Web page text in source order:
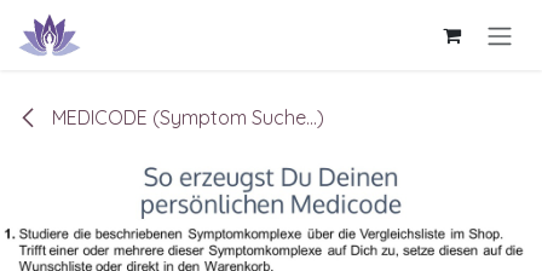
Zum Inhalt springen
MEDICODE (Symptom Suche...)